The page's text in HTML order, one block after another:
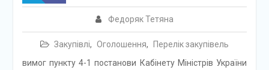
Федоряк Тетяна
Закупівлі, Оголошення, Перелік закупівель
вимог пункту 4-1 постанови Кабінету Міністрів України